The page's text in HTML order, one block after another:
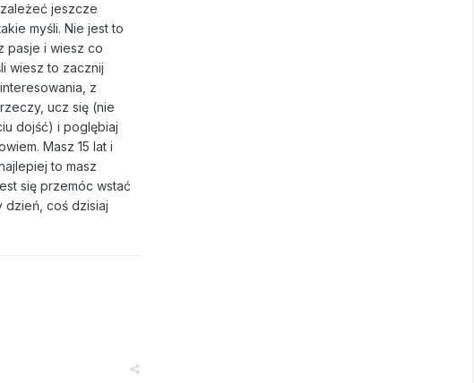
jeszcze
myśli. Nie jest to
pasje i wiesz co
wiesz to zacznij
z
ucz się (nie
dojść) i poglębiaj
Masz 15 lat i
to masz
się przemóc wstać
coś dzisiaj